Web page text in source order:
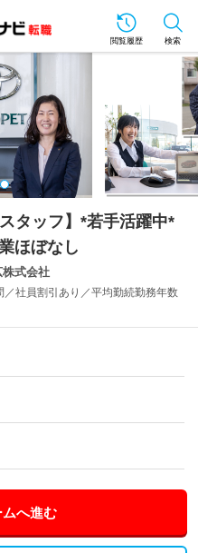
閲覧履歴 検索
タッフ】*若手活躍中*
ほぼなし
株式会社
／社員割引あり／平均勤続勤務年数
へ進む